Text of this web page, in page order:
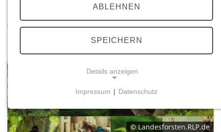
Themenauswahl
© Landesforsten.RLP.de
ABLEHNEN
SPEICHERN
Details anzeigen
Notwendige Cookies ermöglichen grundlegende
Funktionen und sind für die einwandfreie Funktion
Impressum | Datenschutz